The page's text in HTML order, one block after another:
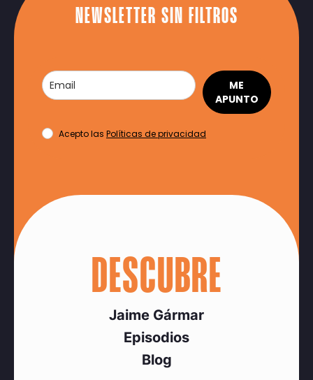
NEWSLETTER SIN FILTROS
ME
APUNTO
Acepto las Políticas de privacidad
DESCUBRE
Jaime Gármar
Episodios
Blog